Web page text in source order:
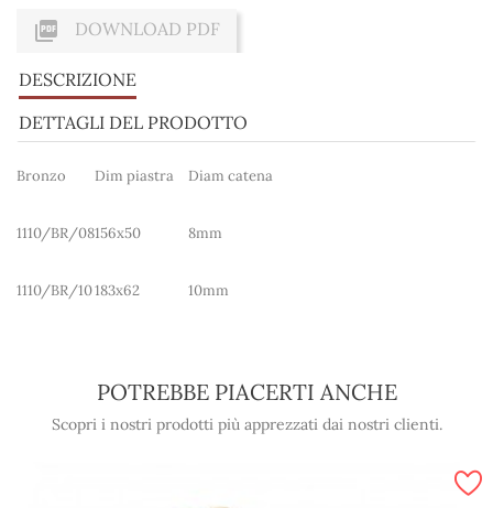
 DOWNLOAD PDF
DESCRIZIONE
DETTAGLI DEL PRODOTTO
Bronzo Dim piastra Diam catena
1110/BR/08156x50 8mm
1110/BR/10183x62 10mm
POTREBBE PIACERTI ANCHE
Scopri i nostri prodotti più apprezzati dai nostri clienti.